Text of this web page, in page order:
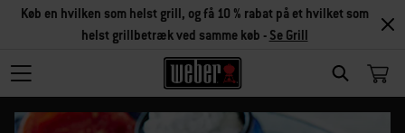
SEARCH
Køb en hvilken som helst grill, og få 10 % rabat på et hvilket som
helst grillbetræk ved samme køb - Se Grill